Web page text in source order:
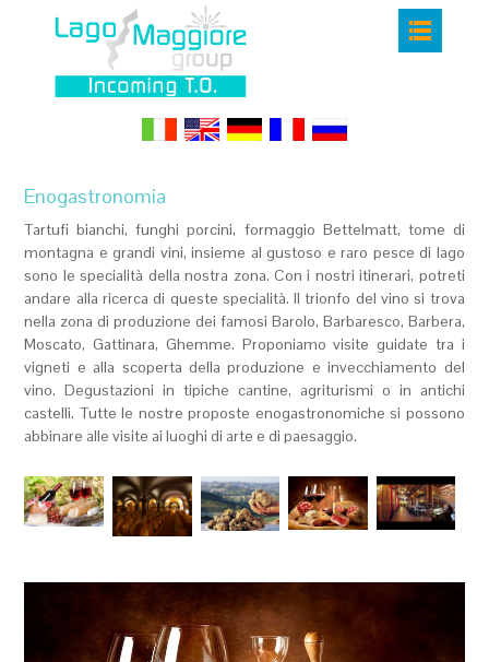
Enogastronomia
Tartufi bianchi, funghi porcini, formaggio Bettelmatt, tome di
montagna e grandi vini, insieme al gustoso e raro pesce di lago
sono le specialità della nostra zona. Con i nostri itinerari, potreti
andare alla ricerca di queste specialità. Il trionfo del vino si trova
nella zona di produzione dei famosi Barolo, Barbaresco, Barbera,
Moscato, Gattinara, Ghemme. Proponiamo visite guidate tra i
vigneti e alla scoperta della produzione e invecchiamento del
vino. Degustazioni in tipiche cantine, agriturismi o in antichi
castelli. Tutte le nostre proposte enogastronomiche si possono
abbinare alle visite ai luoghi di arte e di paesaggio.